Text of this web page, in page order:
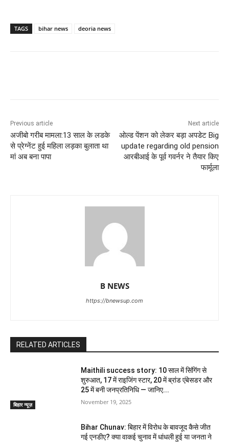
TAGS bihar news deoria news
Previous article
अजीबो गरीब मामला:13 साल के लडके
से प्रेग्नेंट हुई महिला लड़का बुलाता था
मां अब बना पापा
Next article
ओल्ड पेंशन को लेकर बड़ा अपडेट Big
update regarding old pension
आरबीआई के पूर्व गवर्नर ने तैयार किए
फार्मूला
B NEWS
https://bnewsup.com
RELATED ARTICLES
बिहार न्यूज़
Maithili success story: 10 साल में सिंगिंग से
शुरुआत, 17 में राइजिंग स्टार, 20 में ब्रांड एंबेसडर और
25 में बनी जनप्रतिनिधि — जानिए...
November 19, 2025
Bihar Chunav: बिहार में विरोध के बावजूद कैसे जीत
गई एनडीए? क्या वाकई चुनाव में धांधली हुई या जनता ने